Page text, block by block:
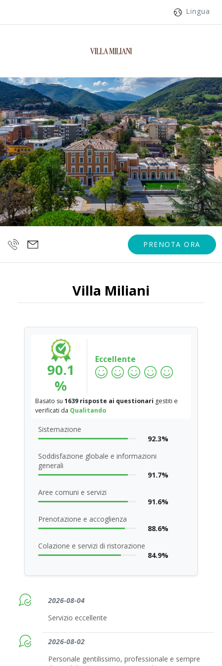
Lingua
PRENOTA ORA
Villa Miliani
2026-08-04
Servizio eccellente
2026-08-02
Personale gentilissimo, professionale e sempre
90.1
%
Eccellente
Basato su 1639 risposte ai questionari gestiti e
verificati da Qualitando
Sistemazione
92.3%
Soddisfazione globale e informazioni
generali
91.7%
Aree comuni e servizi
91.6%
Prenotazione e accoglienza
88.6%
Colazione e servizi di ristorazione
84.9%